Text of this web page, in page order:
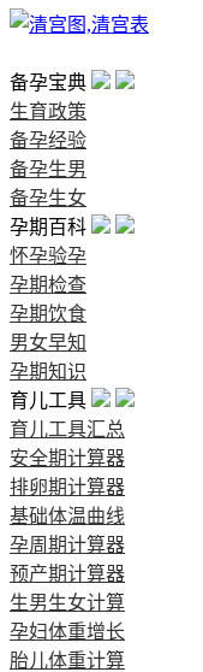
备孕宝典
生育政策
备孕经验
备孕生男
备孕生女
孕期百科
怀孕验孕
孕期检查
孕期饮食
男女早知
孕期知识
育儿工具
育儿工具汇总
安全期计算器
排卵期计算器
基础体温曲线
孕周期计算器
预产期计算器
生男生女计算
孕妇体重增长
胎儿体重计算